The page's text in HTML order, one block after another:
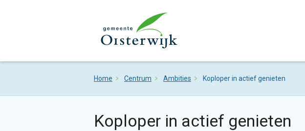
Home Centrum Ambities Koploper in actief genieten
Koploper in actief genieten